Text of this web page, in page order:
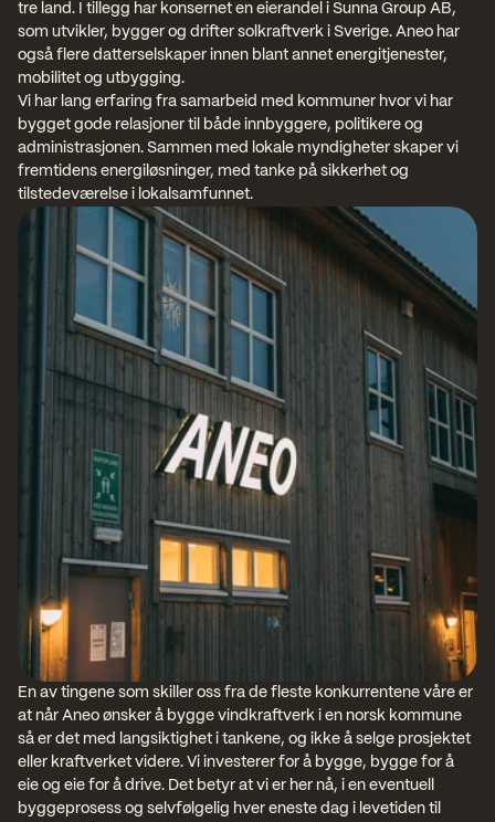
tre land. I tillegg har konsernet en eierandel i Sunna Group AB,
som utvikler, bygger og drifter solkraftverk i Sverige. Aneo har
også flere datterselskaper innen blant annet energitjenester,
mobilitet og utbygging.
Vi har lang erfaring fra samarbeid med kommuner hvor vi har
bygget gode relasjoner til både innbyggere, politikere og
administrasjonen. Sammen med lokale myndigheter skaper vi
fremtidens energiløsninger, med tanke på sikkerhet og
tilstedeværelse i lokalsamfunnet.
En av tingene som skiller oss fra de fleste konkurrentene våre er
at når Aneo ønsker å bygge vindkraftverk i en norsk kommune
så er det med langsiktighet i tankene, og ikke å selge prosjektet
eller kraftverket videre. Vi investerer for å bygge, bygge for å
eie og eie for å drive. Det betyr at vi er her nå, i en eventuell
byggeprosess og selvfølgelig hver eneste dag i levetiden til